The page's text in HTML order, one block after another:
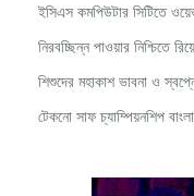
ইসিএস কমপিউটার সিটিতে
নিরবচ্ছিন্ন পাওয়ার নিশ্চিতে
শিশুদের মহাকাশ ভাবনা ও
টেকনো সাফ চ্যাম্পিয়নশিপ